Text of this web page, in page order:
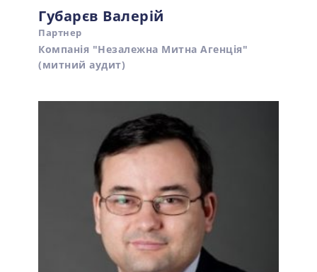
Губарєв Валерій
Партнер
Компанія "Незалежна Митна Агенція"
(митний аудит)